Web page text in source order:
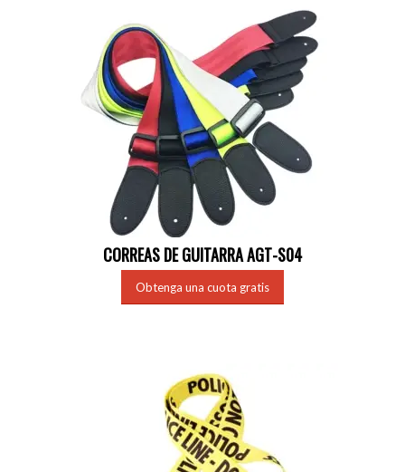
CORREAS DE GUITARRA AGT-S04
Obtenga una cuota gratis